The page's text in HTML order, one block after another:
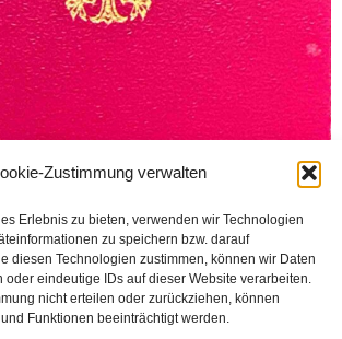
Zustimmung verwalten
Erlebnis zu bieten, verwenden wir Technologien
zu speichern bzw. darauf
diesen Technologien zustimmen, können wir Daten
oder eindeutige IDs auf dieser Website verarbeiten.
nicht erteilen oder zurückziehen, können
Funktionen beeinträchtigt werden.
In Düsseldorf wird der
verramscht – bald